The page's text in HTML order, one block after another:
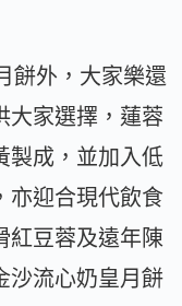
餅外，大家樂還
大家選擇，蓮蓉
製成，並加入低
亦迎合現代飲食
紅豆蓉及遠年陳
沙流心奶皇月餅